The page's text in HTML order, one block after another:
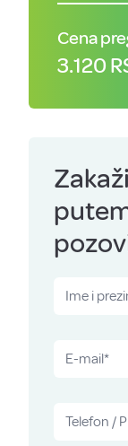
Cena
3.120